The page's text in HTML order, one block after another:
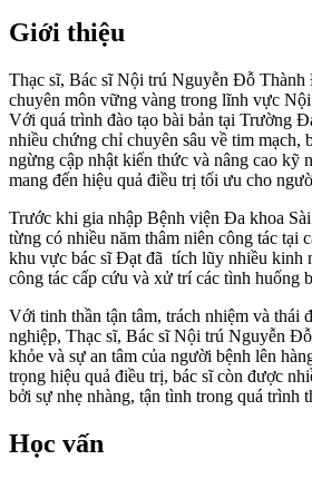
Giới thiệu
Thạc sĩ, Bác sĩ Nội trú Nguyễn Đỗ Thành
chuyên môn vững vàng trong lĩnh vực
Với quá trình đào tạo bài bản tại Trường
nhiều chứng chỉ chuyên sâu về tim mạch,
ngừng cập nhật kiến thức và nâng cao kỹ
mang đến hiệu quả điều trị tối ưu cho
Trước khi gia nhập Bệnh viện Đa khoa
từng có nhiều năm thâm niên công tác tại
khu vực bác sĩ Đạt đã tích lũy nhiều kinh
công tác cấp cứu và xử trí các tình huống
Với tinh thần tận tâm, trách nhiệm và thái
nghiệp, Thạc sĩ, Bác sĩ Nội trú Nguyễn
khỏe và sự an tâm của người bệnh lên
trọng hiệu quả điều trị, bác sĩ còn được
bởi sự nhẹ nhàng, tận tình trong quá trình
Học vấn